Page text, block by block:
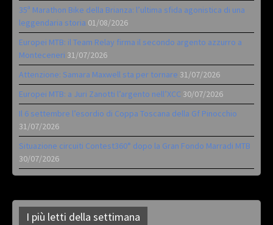
35ª Marathon Bike della Brianza: l’ultima sfida agonistica di una
leggendaria storia 01/08/2026
Europei MTB: il Team Relay firma il secondo argento azzurro a
Monteceneri 31/07/2026
Attenzione: Samara Maxwell sta per tornare 31/07/2026
Europei MTB: a Juri Zanotti l’argento nell’XCC 30/07/2026
Il 6 settembre l’esordio di Coppa Toscana della Gf Pinocchio
31/07/2026
Situazione circuiti Contest360° dopo la Gran Fondo Marradi MTB
30/07/2026
I più letti della settimana